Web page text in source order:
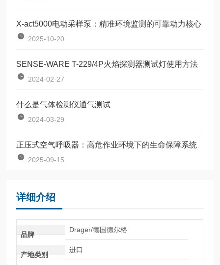
X-act5000电动采样泵：精准环境监测的可靠动力核心
2025-10-20
SENSE-WARE T-229/4P火焰探测器测试灯使用方法
2024-02-27
什么是气体检测仪通气测试
2024-03-29
正压式空气呼吸器：高危作业环境下的生命保障系统
2025-09-15
详细介绍
品牌
Drager/德国德尔格
产地类别
进口